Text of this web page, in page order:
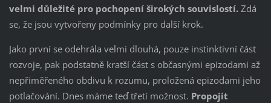
velmi důležité pro pochopení širokých souvislostí.Zdá
se, že jsou vytvořeny podmínky pro další krok.
Jako první se odehrála velmi dlouhá, pouze instinktivní část
rozvoje, pak podstatně kratší část s občasnými epizodami až
nepřiměřeného obdivu k rozumu, proložená epizodami jeho
potlačování. Dnes máme teď třetí možnost. Propojit